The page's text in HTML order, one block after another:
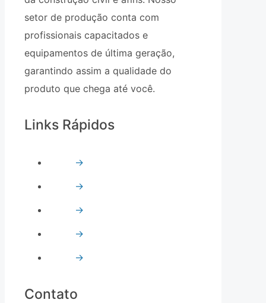
setor de produção conta com
profissionais capacitados e
equipamentos de última geração,
garantindo assim a qualidade do
produto que chega até você.
Links Rápidos
→
→
→
→
→
Contato